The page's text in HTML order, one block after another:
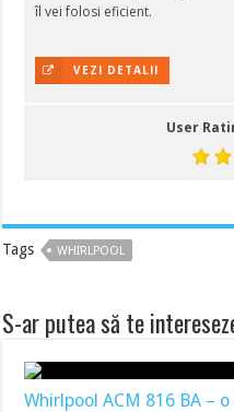
îl vei folosi eficient.
VEZI DETALII
User
Tags WHIRLPOOL
S-ar putea să te
Whirlpool ACM 816 BA –